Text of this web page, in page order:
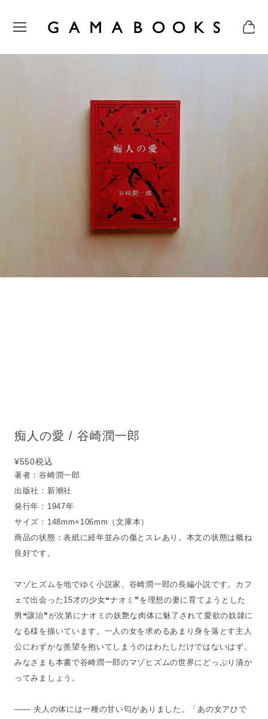
痴人の愛 / 谷崎潤一郎
¥550税込
著者：谷崎潤一郎
出版社：新潮社
発行年：1947年
サイズ：148mm×106mm（文庫本）
商品の状態：表紙に経年並みの傷とスレあり。本文の状態は概ね
良好です。
マゾヒズムを地でゆく小説家、谷崎潤一郎の長編小説です。カフ
ェで出会った15才の少女❝ナオミ❞を理想の妻に育てようとした
男❝譲治❞が次第にナオミの妖艶な肉体に魅了されて愛欲の奴隷に
なる様を描いています。一人の女を求めるあまり身を落とす主人
公にわずかな羨望を抱いてしまうのはわたしだけではないはず。
みなさまも本書で谷崎潤一郎のマゾヒズムの世界にどっぷり漬か
ってみましょう。
—— 夫人の体には一種の甘い匂がありました。「あの女アひで